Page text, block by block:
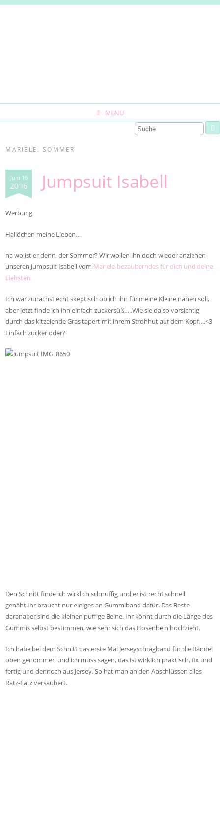
MENU
MARIELE. SOMMER
Juni 16
2016 Jumpsuit Isabell
Werbung
Hallöchen meine Lieben…
na wo ist er denn, der Sommer? Wir wollen ihn doch wieder anziehen
unseren Jumpsuit Isabell vom Mariele-bezauberndes für dich und deine
Liebsten.
Ich war zunächst echt skeptisch ob ich ihn für meine Kleine nähen soll,
aber jetzt finde ich ihn einfach zuckersüß…..Wie sie da so vorsichtig
durch das kitzelende Gras tapert mit ihrem Strohhut auf dem Kopf….<3
Einfach zucker oder?
Den Schnitt finde ich wirklich schnuffig und er ist recht schnell
genäht.Ihr braucht nur einiges an Gummiband dafür. Das Beste
daranaber sind die kleinen puffige Beine. Ihr könnt durch die Länge des
Gummis selbst bestimmen, wie sehr sich das Hosenbein hochzieht.
Ich habe bei dem Schnitt das erste Mal Jerseyschrägband für die Bändel
oben genommen und ich muss sagen, das ist wirklich praktisch, fix und
fertig und dennoch aus Jersey. So hat man an den Abschlüssen alles
Ratz-Fatz versäubert.